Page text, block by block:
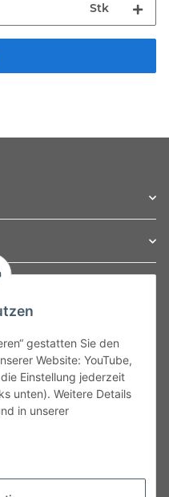
Stk
gestatten Sie den
Website: YouTube,
Einstellung jederzeit
unten). Weitere Details
in unserer